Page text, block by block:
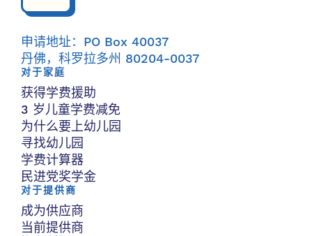
申请地址：PO Box 40037
丹佛，科罗拉多州 80204-0037
对于家庭
获得学费援助
3 岁儿童学费减免
为什么要上幼儿园
寻找幼儿园
学费计算器
民进党奖学金
对于提供商
成为供应商
当前提供商